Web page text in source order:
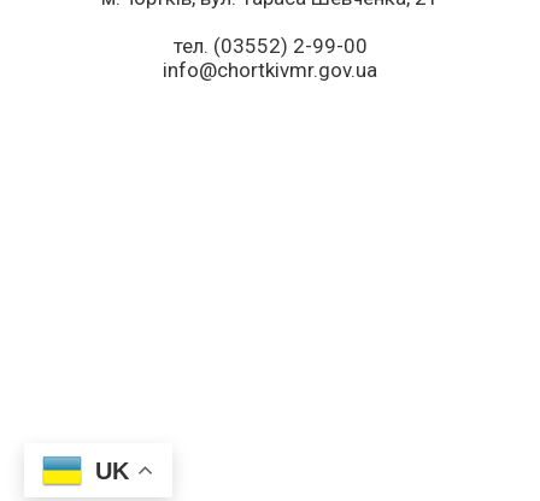
тел. (03552) 2-99-00
info@chortkivmr.gov.ua
UK